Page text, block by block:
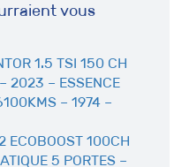
vous
1.5 TSI 150 CH
2023 – ESSENCE
– 1974 –
ECOBOOST 100CH
5 PORTES –